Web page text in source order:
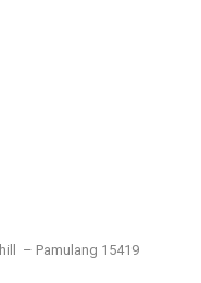
– Pamulang 15419